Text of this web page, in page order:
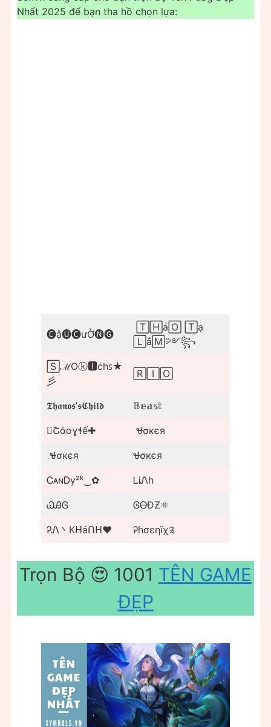
Nhất 2025 để bạn tha hồ chọn lựa:
🅒ậ🅤🅒ưỜ🅝🅖
🅃🄷ả🄾 🅃ạ
🄻ắ🄼༻꧂
🅂ℳOⓚ🅸ċhꜱ★
彡
🅁🄸🄾
𝕿𝖍𝖆𝖓𝖔𝖘’𝖘𝕮𝖍𝖎𝖑𝖉 𝔹𝕖𝕒𝕤𝕥
Շάoɣɬế✚ Ꮰσкєя
Ꮰσкєя Ꮰσкєя
ᏟᴀɴᎠy²ᵏ‿✿ ᏞᎥᏁh
ᏇᎯᎶ ᎶᎾĐƵ⚛︎
ᎮᏁ丶Kᕼáᑎᕼ❤ Ꭾɦσεηїχ༉
Trọn Bộ 😍 1001 TÊN GAME
ĐẸP